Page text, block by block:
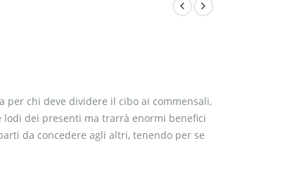
per chi deve dividere il cibo ai commensali,
lodi dei presenti ma trarrà enormi benefici
da concedere agli altri, tenendo per se